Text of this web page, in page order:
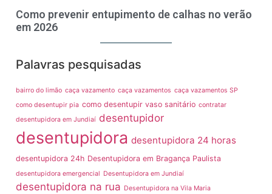
Como prevenir entupimento de calhas no verão
em 2026
Palavras pesquisadas
bairro do limão caça vazamento caça vazamentos caça vazamentos SP
como desentupir pia como desentupir vaso sanitário contratar
desentupidora em Jundiaí desentupidor
desentupidora desentupidora 24 horas
desentupidora 24h Desentupidora em Bragança Paulista
desentupidora emergencial Desentupidora em Jundiaí
desentupidora na rua Desentupidora na Vila Maria